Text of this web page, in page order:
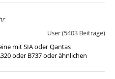
User (5403 Beiträge)
mit SIA oder Qantas
oder B737 oder ähnlichen